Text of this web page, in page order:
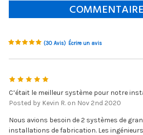
(30 Avis) Écrire un avis
C’était le meilleur système pour notre
Posted by Kevin R. on Nov 2nd 2020
Nous avions besoin de 2 systèmes de
installations de fabrication. Les